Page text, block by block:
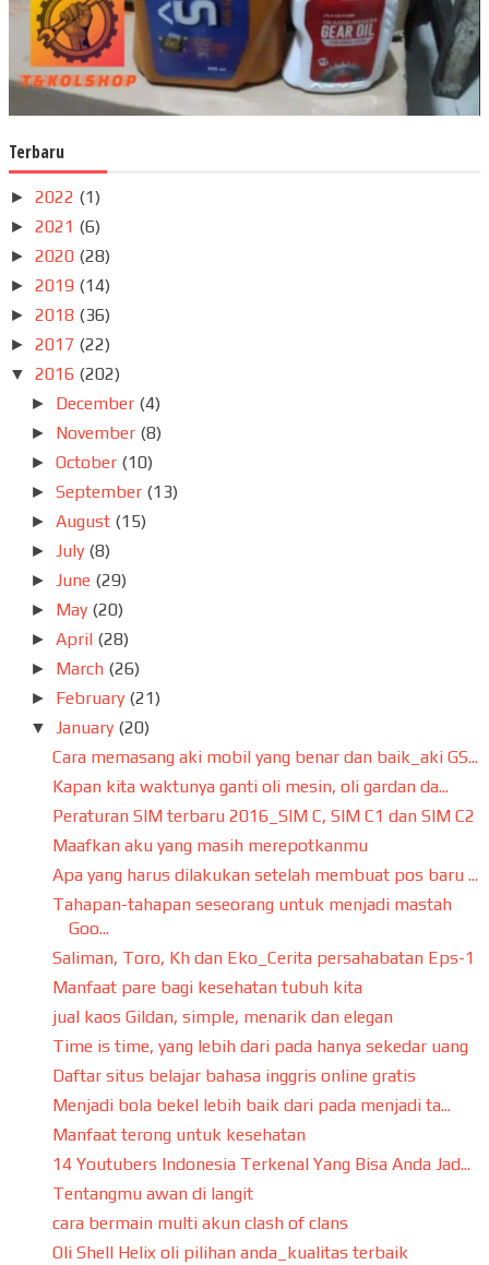
Terbaru
► 2022 (1)
► 2021 (6)
► 2020 (28)
► 2019 (14)
► 2018 (36)
► 2017 (22)
▼ 2016 (202)
► December (4)
► November (8)
►October (10)
►September (13)
►August (15)
► July (8)
► June (29)
► May (20)
►April (28)
► March (26)
► February (21)
▼ January (20)
Cara memasang aki mobil yang benar dan baik_aki GS...
Kapan kita waktunya ganti oli mesin, oli gardan da...
Peraturan SIM terbaru 2016_SIM C, SIM C1 dan SIM C2
Maafkan aku yang masih merepotkanmu
Apa yang harus dilakukan setelah membuat pos baru ...
Tahapan-tahapan seseorang untuk menjadi mastah
Goo...
Saliman, Toro, Kh dan Eko_Cerita persahabatan Eps-1
Manfaat pare bagi kesehatan tubuh kita
jual kaos Gildan, simple, menarik dan elegan
Time is time, yang lebih dari pada hanya sekedar uang
Daftar situs belajar bahasa inggris online gratis
Menjadi bola bekel lebih baik dari pada menjadi ta...
Manfaat terong untuk kesehatan
14 Youtubers Indonesia Terkenal Yang Bisa Anda Jad...
Tentangmu awan di langit
cara bermain multi akun clash of clans
Oli Shell Helix oli pilihan anda_kualitas terbaik